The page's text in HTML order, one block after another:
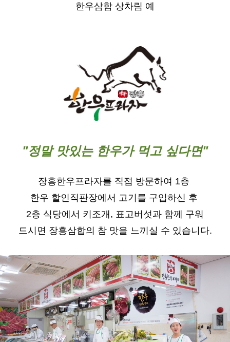
한우삼합 상차림 예
"정말 맛있는 한우가 먹고 싶다면"
장흥한우프라자를 직접 방문하여 1층
한우 할인직판장에서 고기를 구입하신 후
2층 식당에서 키조개, 표고버섯과 함께 구워
드시면 장흥삼합의 참 맛을 느끼실 수 있습니다.